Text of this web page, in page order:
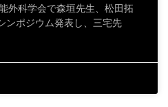
外科学会で森垣先生、松田拓
ンポジウム発表し、三宅先